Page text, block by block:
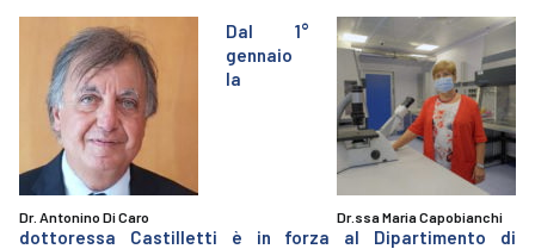
Dr.ssa Maria Capobianchi
Dr. Antonino Di Caro
Dal 1°
gennaio
la
dottoressa Castilletti è in forza al Dipartimento di